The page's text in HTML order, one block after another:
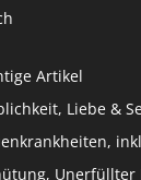
Artikel
Liebe &
Unerfüllter